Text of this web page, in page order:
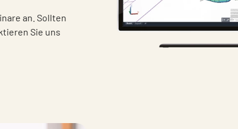
an. Sollten
Sie uns